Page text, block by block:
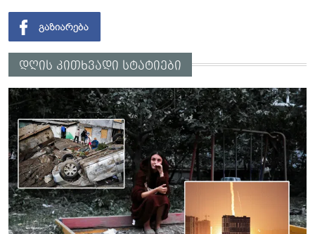
დღის კითხვადი სტატიები